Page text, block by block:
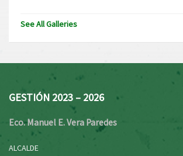
See All Galleries
GESTIÓN 2023 – 2026
Eco. Manuel E. Vera Paredes
ALCALDE